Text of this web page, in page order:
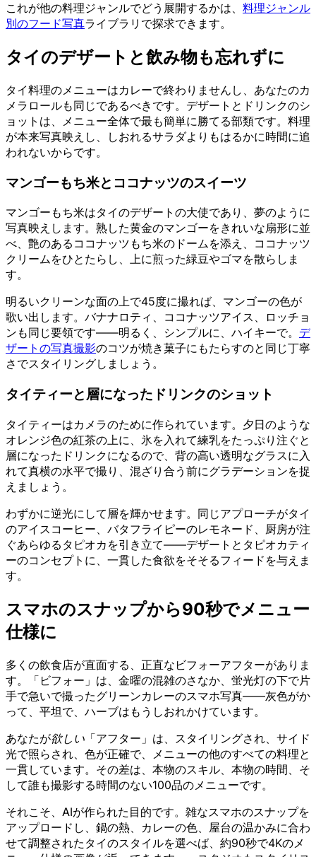
これが他の料理ジャンルでどう展開するかは、 料理ジャンル
別のフード写真ライブラリで探求できます。
タイのデザートと飲み物も忘れずに
タイ料理のメニューはカレーで終わりませんし、あなたのカ
メラロールも同じであるべきです。デザートとドリンクのシ
ョットは、メニュー全体で最も簡単に勝てる部類です。料理
が本来写真映えし、しおれるサラダよりもはるかに時間に追
われないからです。
マンゴーもち米とココナッツのスイーツ
マンゴーもち米はタイのデザートの大使であり、夢のように
写真映えします。熟した黄金のマンゴーをきれいな扇形に並
べ、艶のあるココナッツもち米のドームを添え、ココナッツ
クリームをひとたらし、上に煎った緑豆やゴマを散らしま
す。
明るいクリーンな面の上で45度に撮れば、マンゴーの色が
歌い出します。バナナロティ、ココナッツアイス、ロッチョ
ンも同じ要領です——明るく、シンプルに、ハイキーで。 デ
ザートの写真撮影のコツが焼き菓子にもたらすのと同じ丁寧
さでスタイリングしましょう。
タイティーと層になったドリンクのショット
タイティーはカメラのために作られています。夕日のような
オレンジ色の紅茶の上に、氷を入れて練乳をたっぷり注ぐと
層になったドリンクになるので、背の高い透明なグラスに入
れて真横の水平で撮り、混ざり合う前にグラデーションを捉
えましょう。
わずかに逆光にして層を輝かせます。同じアプローチがタイ
のアイスコーヒー、バタフライピーのレモネード、厨房が注
ぐあらゆるタピオカを引き立て——デザートとタピオカティ
ーのコンセプトに、一貫した食欲をそそるフィードを与えま
す。
スマホのスナップから90秒でメニュー
仕様に
多くの飲食店が直面する、正直なビフォーアフターがありま
す。「ビフォー」は、金曜の混雑のさなか、蛍光灯の下で片
手で急いで撮ったグリーンカレーのスマホ写真——灰色がか
って、平坦で、ハーブはもうしおれかけています。
あなたが欲しい 「アフター」は、スタイリングされ、サイド
光で照らされ、色が正確で、メニューの他のすべての料理と
一貫しています。その差は、本物のスキル、本物の時間、そ
して誰も撮影する時間のない100品のメニューです。
それこそ、AIが作られた目的です。雑なスマホのスナップを
アップロードし、鍋の熱、カレーの色、屋台の温かみに合わ
せて調整されたタイのスタイルを選べば、約90秒で4Kのメ